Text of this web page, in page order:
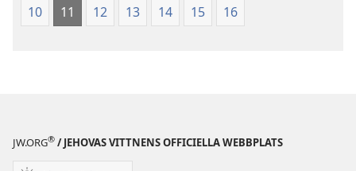
10
11 12 13 14 15 16
JW.ORG® / JEHOVAS VITTNENS OFFICIELLA WEBBPLATS